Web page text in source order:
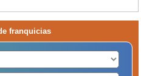
franquicias